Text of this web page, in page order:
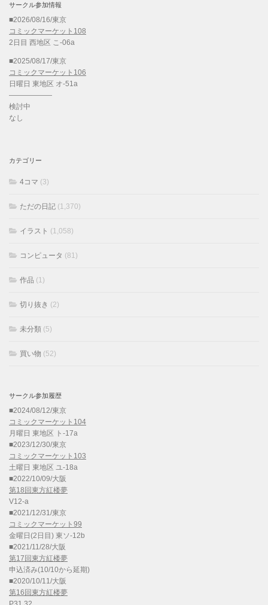
サークル参加情報
■2026/08/16/東京
コミックマーケット108
2日目 西地区 こ-06a
■2025/08/17/東京
コミックマーケット106
日曜日 東地区 オ-51a
——————
検討中
なし
カテゴリー
4コマ (3)
ただの日記 (1,370)
イラスト (1,058)
コンピュータ (81)
作品 (1)
切り抜き (2)
未分類 (5)
買い物 (52)
サークル参加履歴
■2024/08/12/東京
コミックマーケット104
月曜日 東地区 ト-17a
■2023/12/30/東京
コミックマーケット103
土曜日 東地区 ユ-18a
■2022/10/09/大阪
第18回東方紅楼夢
V12-a
■2021/12/31/東京
コミックマーケット99
金曜日(2日目) 東ソ-12b
■2021/11/28/大阪
第17回東方紅楼夢
申込済み(10/10から延期)
■2020/10/11/大阪
第16回東方紅楼夢